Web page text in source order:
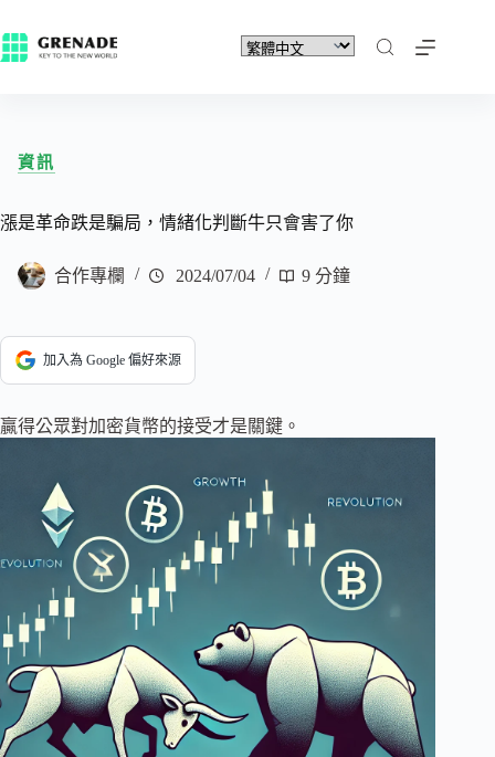
資訊
漲是革命跌是騙局，情緒化判斷牛只會害了你
合作專欄 2024/07/04 9 分鐘
加入為 Google 偏好來源
贏得公眾對加密貨幣的接受才是關鍵。